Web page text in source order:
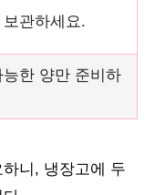
관하세요.
한 양만 준비하
니, 냉장고에 두